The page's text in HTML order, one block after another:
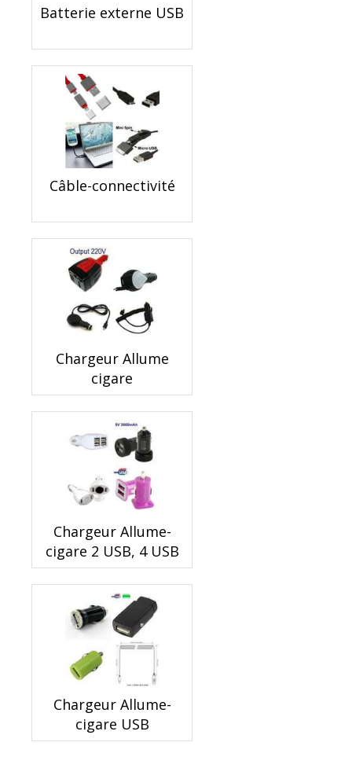
Batterie externe USB
Câble-connectivité
Chargeur Allume
cigare
Chargeur Allume-
cigare 2 USB, 4 USB
Chargeur Allume-
cigare USB